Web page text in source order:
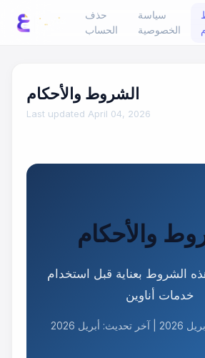
حذف
الحساب
سياسة
الخصوصية
الشروط والأحكام
Last updated April 04, 2026
والأحكام
الشروط بعناية قبل استخدام
خدمات أناوين
2026